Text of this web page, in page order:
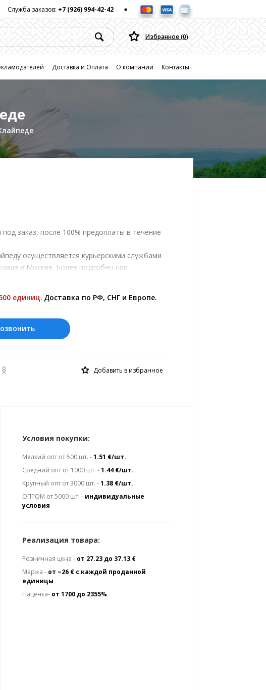
Служба заказов: +7 (926) 994-42-42
Избранное (0)
Доставка и Оплата О компании Контакты
заказ, после 100% предоплаты в течение
осуществляется курьерскими службами
в Москве. Более подробно при
Текущий курс 10 руб.= 0.137508 €
единиц. Доставка по РФ, СНГ и Европе.
Добавить в избранное
Условия покупки:
Мелкий опт от 500 шт. -1.51 €/шт.
Средний опт от 1000 шт. -1.44 €/шт.
Крупный опт от 3000 шт. -1.38 €/шт.
ОПТОМ от 5000 шт. - индивидуальные
условия
Реализация товара:
Розничная цена - от 27.23 до 37.13 €
Маржа - от ~26 € с каждой проданной
единицы
Наценка- от 1700 до 2355%